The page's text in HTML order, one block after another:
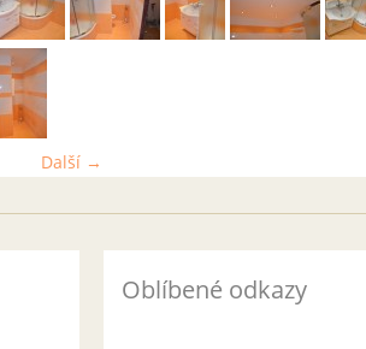
Další →
Oblíbené odkazy